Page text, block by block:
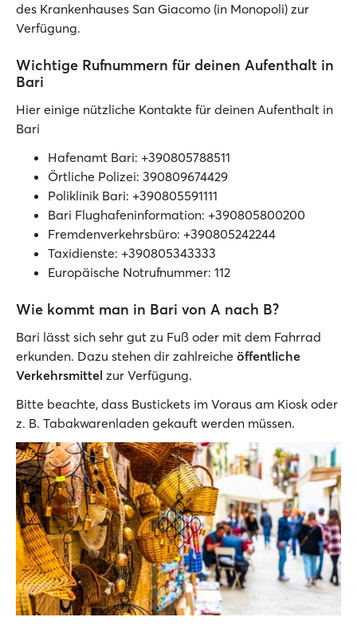
des Krankenhauses San Giacomo (in Monopoli) zur
Verfügung.
Wichtige Rufnummern für deinen Aufenthalt in
Bari
Hier einige nützliche Kontakte für deinen Aufenthalt in
Bari
Hafenamt Bari: +390805788511
Örtliche Polizei: 390809674429
Poliklinik Bari: +390805591111
Bari Flughafeninformation: +390805800200
Fremdenverkehrsbüro: +390805242244
Taxidienste: +390805343333
Europäische Notrufnummer: 112
Wie kommt man in Bari von A nach B?
Bari lässt sich sehr gut zu Fuß oder mit dem Fahrrad
erkunden. Dazu stehen dir zahlreiche öffentliche
Verkehrsmittel zur Verfügung.
Bitte beachte, dass Bustickets im Voraus am Kiosk oder
z. B. Tabakwarenladen gekauft werden müssen.